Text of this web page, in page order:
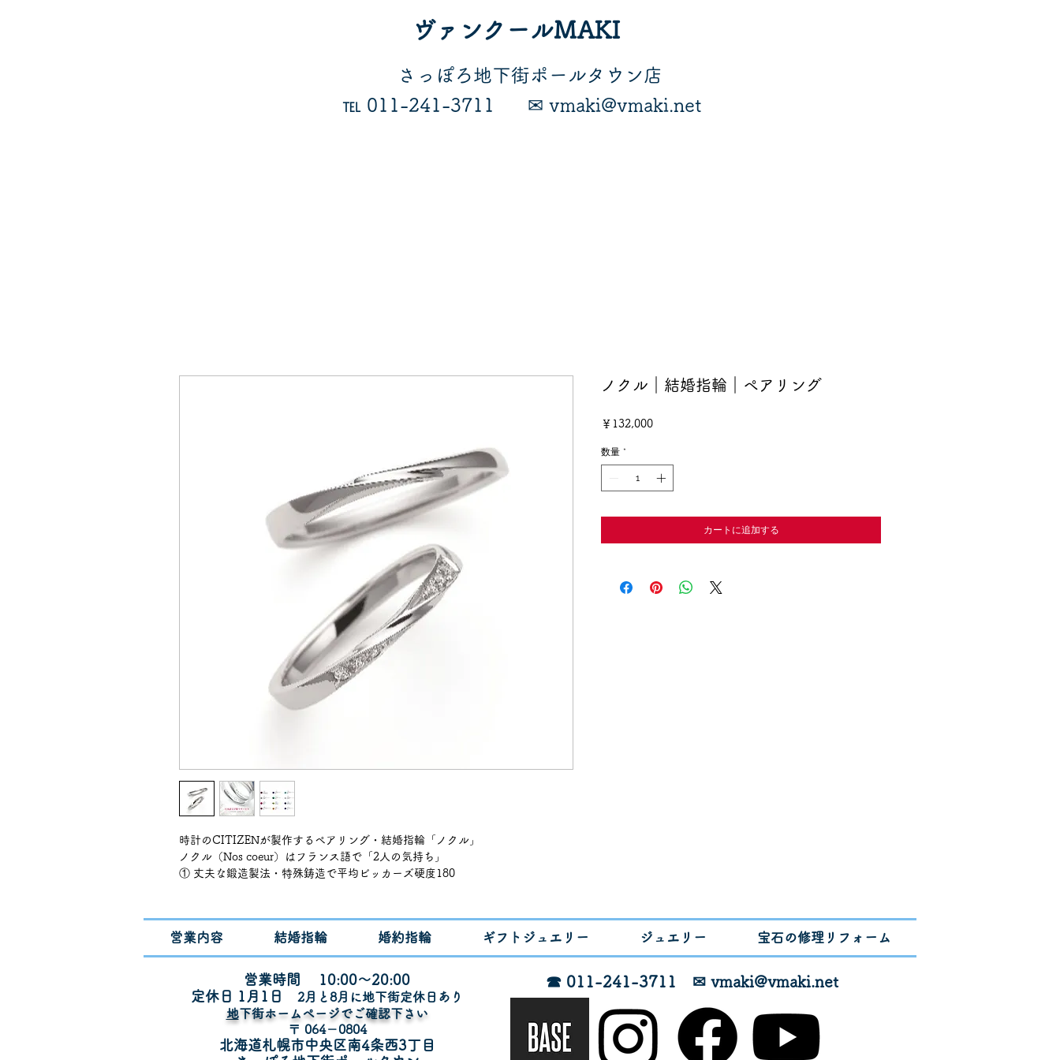
ヴァンクールMAKI
​さっぽろ地下街ポールタウン店
​℡ 011-241-3711
​✉ vmaki@vmaki.net
時計のCITIZENが製作するペアリング・結婚指輪「ノクル」
ノクル（Nos coeur）はフランス語で「2人の気持ち」
① 丈夫な鍛造製法・特殊鋳造で平均ビッカーズ硬度180
③ プラチナ900（一部K18PG）
④誕生石￥4,400でセット可能
サイズ展開 ハーフサイズ可能
ダイヤあり 6号〜15号（製造可能サイズ3~21）
ダイヤなし 6号～21号（製造可能サイズ3~28~30）
納期 2~5週間
刻印無料 ブロック体・斜め文字・筆記体
（英数字・漢字・ひらがな・カタカナ・♡・＆・オリジナルマーク）
ノクル｜結婚指輪｜ペアリング
￥132,000価
数量 *
カートに追加する
営業内容 結婚指輪 婚約指輪 ギフトジュエリー ジュエリー 宝石の修理リフォーム
営業時間 10:00～20:00
定休日 1月1 日
​2月と8月に地下街定休日あり
​地下街ホームページでご確認下さい
〒 064－0804
北海道札幌市中央区南4条西3丁目
☎ 011-241-3711 ✉ vmaki@vmaki.net